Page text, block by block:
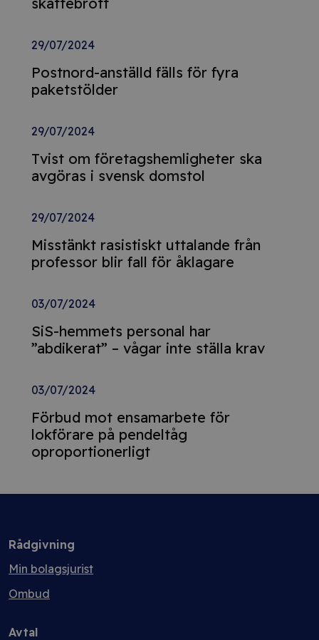
29/07/2024
Postnord-anställd fälls för fyra
paketstölder
29/07/2024
Tvist om företagshemligheter ska
avgöras i svensk domstol
29/07/2024
Misstänkt rasistiskt uttalande från
professor blir fall för åklagare
03/07/2024
SiS-hemmets personal har
”abdikerat” – vågar inte ställa krav
03/07/2024
Förbud mot ensamarbete för
lokförare på pendeltåg
oproportionerligt
Rådgivning
Min bolagsjurist
Ombud
Avtal